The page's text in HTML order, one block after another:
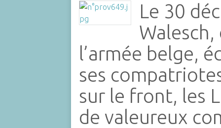
Le 30
Walesch,
l’armée belge,
ses
sur le front, les
de valeureux